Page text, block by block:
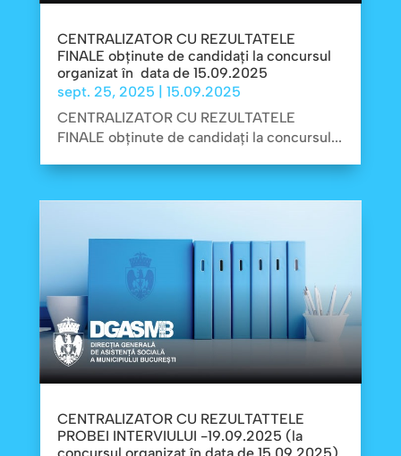
CENTRALIZATOR CU REZULTATELE
FINALE obținute de candidați la concursul
organizat în data de 15.09.2025
sept. 25, 2025 | 15.09.2025
CENTRALIZATOR CU REZULTATELE
FINALE obținute de candidați la concursul...
CENTRALIZATOR CU REZULTATTELE
PROBEI INTERVIULUI -19.09.2025 (la